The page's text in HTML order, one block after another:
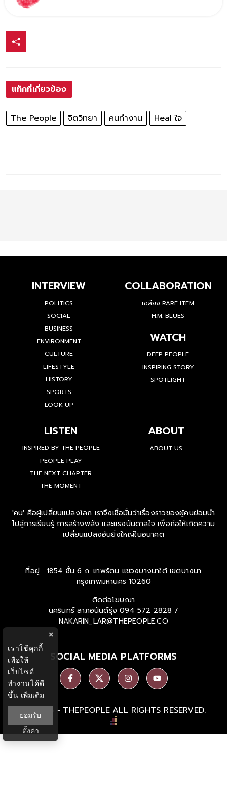
แท็กที่เกี่ยวข้อง
The People จิตวิทยา คนทำงาน Heal ใจ
INTERVIEW
POLITICS
SOCIAL
BUSINESS
ENVIRONMENT
CULTURE
LIFESTYLE
HISTORY
SPORTS
LOOK UP
COLLABORATION
เฉลียง RARE ITEM
H.M. BLUES
WATCH
DEEP PEOPLE
INSPIRING STORY
SPOTLIGHT
LISTEN
INSPIRED BY THE PEOPLE
PEOPLE PLAY
THE NEXT CHAPTER
THE MOMENT
ABOUT
ABOUT US
'คน' คือผู้เปลี่ยนแปลงโลก เราจึงเชื่อมั่นว่าเรื่องราวของผู้คนย่อมนำ
ไปสู่การเรียนรู้ การสร้างพลัง และแรงบันดาลใจ เพื่อก่อให้เกิดความ
เปลี่ยนแปลงอันยิ่งใหญ่ในอนาคต
ที่อยู่ : 1854 ชั้น 6 ถ. เทพรัตน แขวงบางนาใต้ เขตบางนา
กรุงเทพมหานคร 10260
ติดต่อโฆษณา
นครินทร์ ลาภอนันด์รุ่ง 094 572 2828 /
NAKARIN_LAR@THEPEOPLE.CO
SOCIAL MEDIA PLATFORMS
Ⓒ 2026 - THEPEOPLE ALL RIGHTS RESERVED.
×
เราใช้คุกกี้
เพื่อให้
เว็บไซต์
ทำงานได้ดี
ขึ้น เพิ่มเติม
ยอมรับ
ตั้งค่า